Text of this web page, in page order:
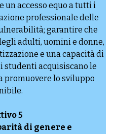
un accesso equo a tutti i
professionale delle
garantire che
adulti, uomini e donne,
e una capacità di
studenti acquisiscano le
promuovere lo sviluppo
5
di genere e